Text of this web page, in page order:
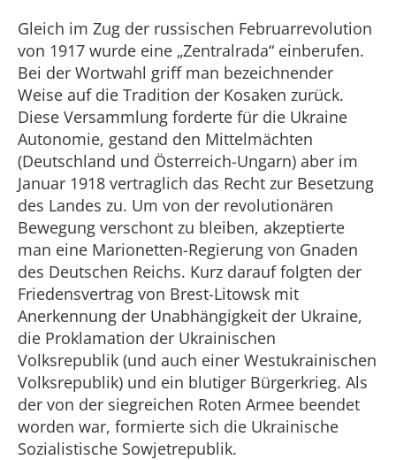
Gleich im Zug der russischen Februarrevolution
von 1917 wurde eine „Zentralrada“ einberufen.
Bei der Wortwahl griff man bezeichnender
Weise auf die Tradition der Kosaken zurück.
Diese Versammlung forderte für die Ukraine
Autonomie, gestand den Mittelmächten
(Deutschland und Österreich-Ungarn) aber im
Januar 1918 vertraglich das Recht zur Besetzung
des Landes zu. Um von der revolutionären
Bewegung verschont zu bleiben, akzeptierte
man eine Marionetten-Regierung von Gnaden
des Deutschen Reichs. Kurz darauf folgten der
Friedensvertrag von Brest-Litowsk mit
Anerkennung der Unabhängigkeit der Ukraine,
die Proklamation der Ukrainischen
Volksrepublik (und auch einer Westukrainischen
Volksrepublik) und ein blutiger Bürgerkrieg. Als
der von der siegreichen Roten Armee beendet
worden war, formierte sich die Ukrainische
Sozialistische Sowjetrepublik.